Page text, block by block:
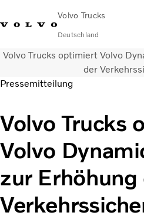
Volvo Trucks
Deutschland
089 - 800 74-0Kontakt Einloggen Lkw-
Transportlösungen
Services
Händler & Werkstätten
News
Über uns
Karriere
Technisches
Volvo Trucks optimiert Volvo
der
Pressemitteilung
Volvo Trucks
Volvo
zur Erhöhung